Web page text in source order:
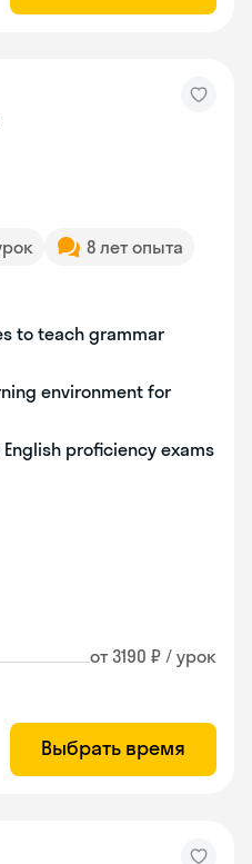
8 лет опыта
to teach grammar
environment for
proficiency exams
от 3190 ₽ / урок
Выбрать время